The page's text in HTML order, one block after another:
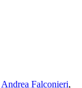
Andrea Falconieri,